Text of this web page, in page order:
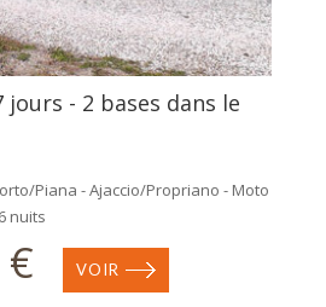
jours - 2 bases dans le
Piana - Ajaccio/Propriano - Moto
nuits
VOIR